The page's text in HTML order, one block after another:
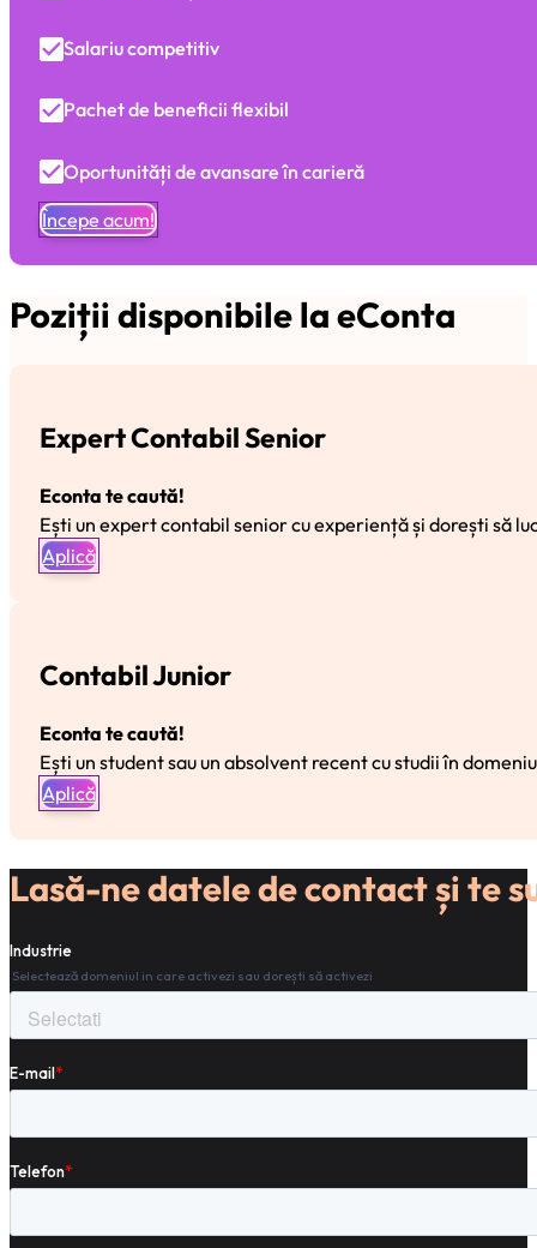
Salariu competitiv
Pachet de beneficii flexibil
Oportunități de avansare în carieră
Începe acum!
Poziții disponibile la eConta
Expert Contabil Senior
Econta te caută!
Ești un expert contabil senior cu experiență și dorești să
Aplică
Contabil Junior
Econta te caută!
Ești un student sau un absolvent recent cu studii în
Aplică
Lasă-ne datele de contact și te